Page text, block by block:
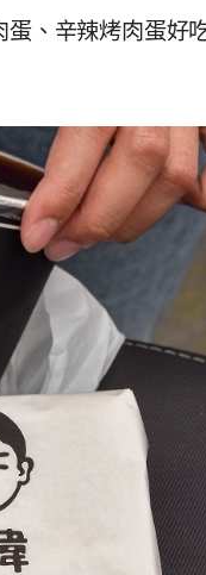
蛋、辛辣烤肉蛋好